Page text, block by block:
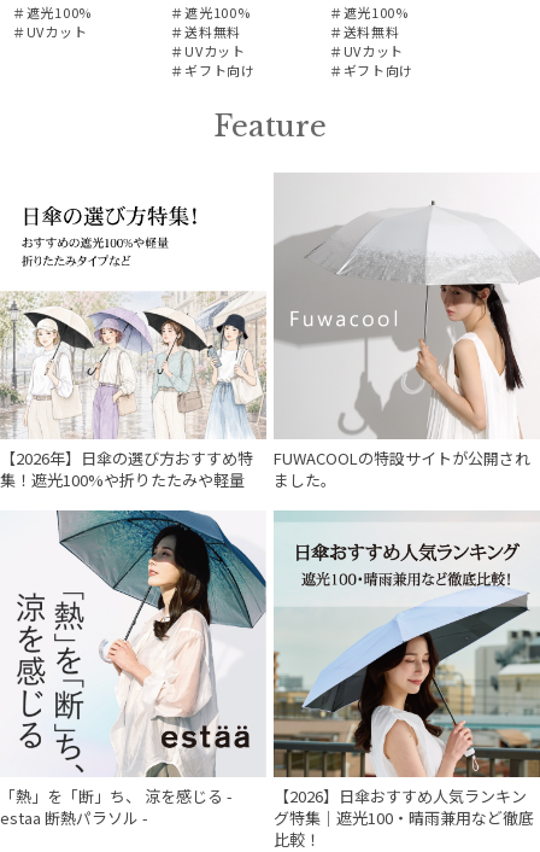
＃遮光100%
＃UVカット
＃遮光100%
＃送料無料
＃UVカット
＃ギフト向け
＃遮光100%
＃送料無料
＃UVカット
＃ギフト向け
Feature
【2026年】日傘の選び方おすすめ特
集！遮光100%や折りたたみや軽量
FUWACOOLの特設サイトが公開され
ました。
「熱」を「断」ち、 涼を感じる -
estaa 断熱パラソル -
【2026】日傘おすすめ人気ランキン
グ特集｜遮光100・晴雨兼用など徹底
比較！